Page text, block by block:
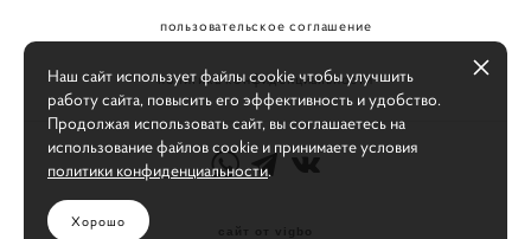
пользовательское соглашение
политика конфиденциальности
Наш сайт использует файлы cookie чтобы улучшить
работу сайта, повысить его эффективность и удобство.
Продолжая использовать сайт, вы соглашаетесь на
использование файлов cookie и принимаете условия
политики конфиденциальности.
Хорошо